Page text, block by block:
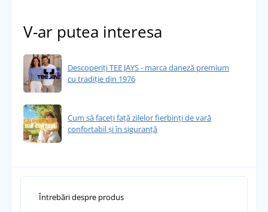
V-ar putea interesa
Descoperiți TEE JAYS - marca daneză premium
cu tradiție din 1976
Cum să faceți față zilelor fierbinți de vară
confortabil și în siguranță
Întrebări despre produs